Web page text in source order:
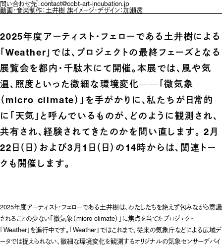
問い合わせ先：contact@ccbt-art-incubation.jp
動画・音楽制作：土井樹 旗イメージ・デザイン：加瀬透
2025年度アーティスト・フェローである土井樹による
「Weather」では、プロジェクトの最終フェーズとなる
展覧会を都内・千駄木にて開催。本展では、風や気
温、照度といった微細な環境変化──「微気象
（micro climate）」を手がかりに、私たちが日常的
に「天気」と呼んでいるものが、どのように観測され、
共有され、経験されてきたのかを問い直します。 2月
22日（日）および3月1日（日）の14時からは、関連トー
クも開催します。
2025年度アーティスト・フェローである土井樹は、わたしたちを絶えず包みながら意識
されることの少ない「微気象（micro climate）」に焦点を当てたプロジェクト
「Weather」を進行中です。「Weather」ではこれまで、従来の気象庁などによる広域デ
ータでは捉えられない、微細な環境変化を観測するオリジナルの気象センサーデバイ